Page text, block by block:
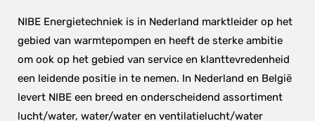
NIBE Energietechniek is in Nederland marktleider op het
gebied van warmtepompen en heeft de sterke ambitie
om ook op het gebied van service en klanttevredenheid
een leidende positie in te nemen. In Nederland en België
levert NIBE een breed en onderscheidend assortiment
lucht/water, water/water en ventilatielucht/water